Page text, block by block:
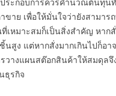
ขาย เพื่อให้มั่นใจว่ายังสามาร
เหมาะสมก็เป็นสิ่งสำคัญ หากสั่
สูง แต่หากสั่งมากเกินไปก็อา
วางแผนสต๊อกสินค้าให้สมดุลจึ
ธุรกิจ